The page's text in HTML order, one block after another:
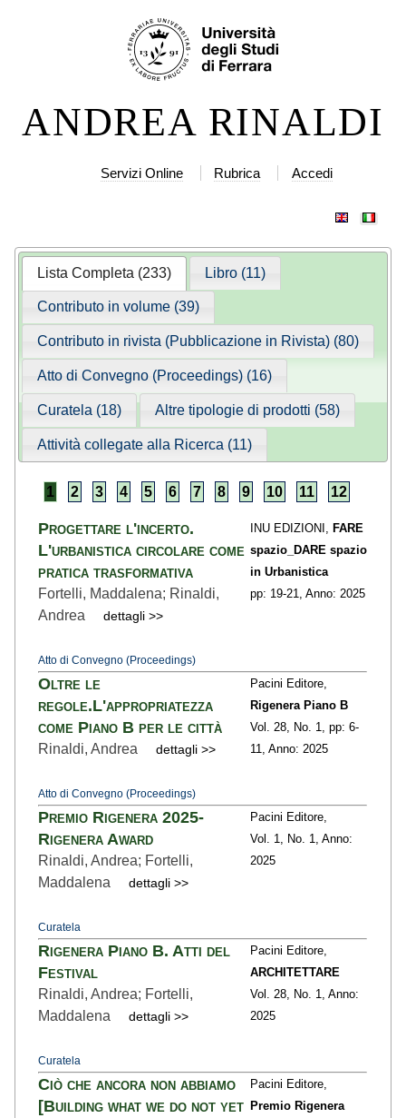
Salta
alla
ANDREA RINALDI
Servizi Online Rubrica Accedi
Lista Completa (233) Libro (11)
Contributo in volume (39)
Contributo in rivista (Pubblicazione in Rivista) (80)
Atto di Convegno (Proceedings) (16)
Curatela (18) Altre tipologie di prodotti (58)
Attività collegate alla Ricerca (11)
1 2 3 4 5 6 7 8 9 10 11 12
Progettare l'incerto.
L'urbanistica circolare come
pratica trasformativa
Fortelli, Maddalena; Rinaldi,
Andrea
dettagli >>
Atto di Convegno (Proceedings)
INU EDIZIONI, FARE
spazio_DARE spazio
in Urbanistica
pp: 19-21, Anno: 2025
Oltre le
regole.L'appropriatezza
come Piano B per le città
Rinaldi, Andrea dettagli >>
Atto di Convegno (Proceedings)
Pacini Editore,
Rigenera Piano B
Vol. 28, No. 1, pp: 6-
11, Anno: 2025
Premio Rigenera 2025-
Rigenera Award
Rinaldi, Andrea; Fortelli,
Maddalena
dettagli >>
Curatela
Pacini Editore,
Vol. 1, No. 1, Anno:
2025
Rigenera Piano B. Atti del
Festival
Rinaldi, Andrea; Fortelli,
Maddalena
dettagli >>
Curatela
Pacini Editore,
ARCHITETTARE
Vol. 28, No. 1, Anno:
2025
Ciò che ancora non abbiamo
[Building what we do not yet
Pacini Editore,
Premio Rigenera